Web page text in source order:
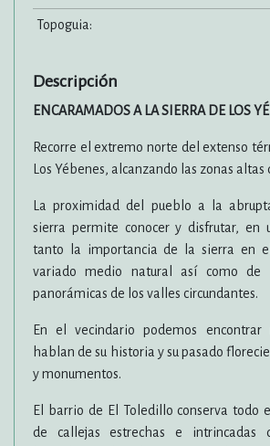
Topoguia:
Descripción
ENCARAMADOS A LA SIERRA DE LOS
Recorre el extremo norte del extenso
Los Yébenes, alcanzando las zonas altas
La proximidad del pueblo a la
sierra permite conocer y disfrutar, en
tanto la importancia de la sierra en
variado medio natural así como de
panorámicas de los valles circundantes.
En el vecindario podemos encontrar
hablan de su historia y su pasado
y monumentos.
El barrio de El Toledillo conserva todo
de callejas estrechas e intrincadas